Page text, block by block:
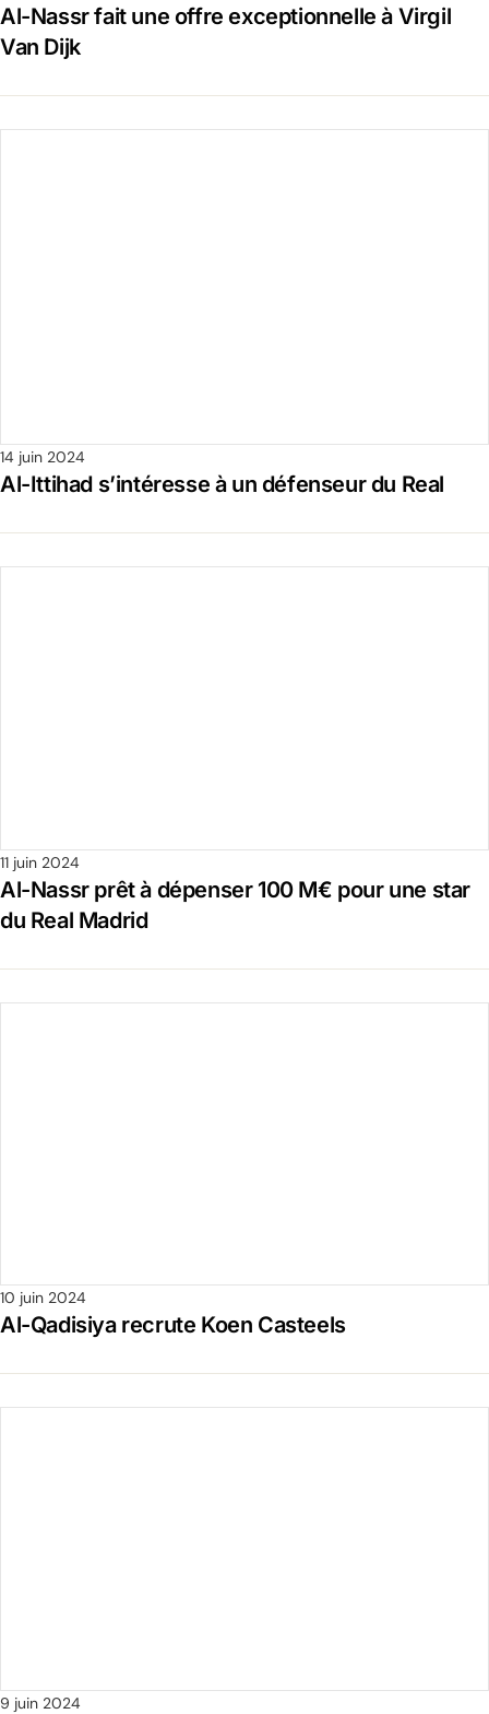
Al-Nassr fait une offre exceptionnelle à Virgil
Van Dijk
14 juin 2024
Al-Ittihad s’intéresse à un défenseur du Real
11 juin 2024
Al-Nassr prêt à dépenser 100 M€ pour une star
du Real Madrid
10 juin 2024
Al-Qadisiya recrute Koen Casteels
9 juin 2024